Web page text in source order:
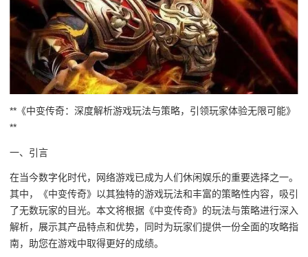
**《中变传奇：深度解析游戏玩法与策略，引领玩家体验无限可能》
**
一、引言
在当今数字化时代，网络游戏已成为人们休闲娱乐的重要选择之一。
其中，《中变传奇》以其独特的游戏玩法和丰富的策略性内容，吸引
了无数玩家的目光。本文将根据《中变传奇》的玩法与策略进行深入
解析，展示其产品特点和优势，同时为玩家们提供一份全面的攻略指
南，助您在游戏中取得更好的成绩。